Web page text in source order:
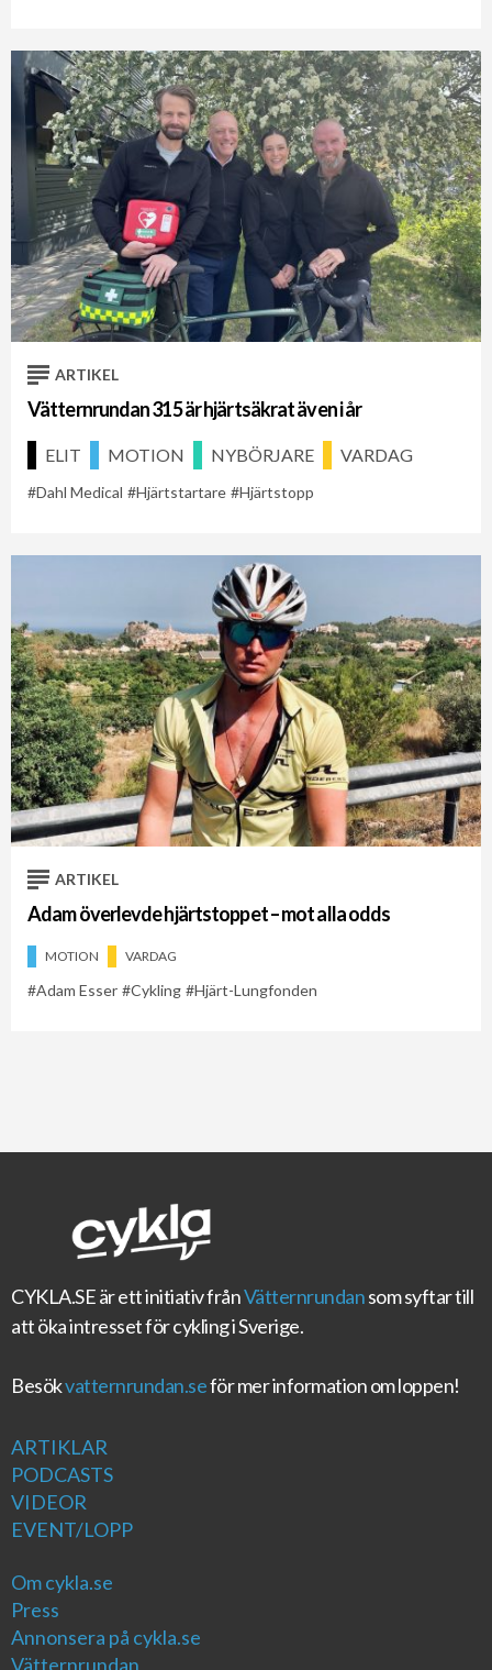
ARTIKEL
Vätternrundan 315 är hjärtsäkrat även i år
ELIT MOTION NYBÖRJARE VARDAG
Dahl Medical Hjärtstartare Hjärtstopp
ARTIKEL
Adam överlevde hjärtstoppet – mot alla odds
MOTION VARDAG
Adam Esser Cykling Hjärt-Lungfonden
CYKLA.SEär ett initiativ frånVätternrundansom syftar till
att öka intresset för cykling i Sverige.
Besökvatternrundan.seför mer information om loppen!
ARTIKLAR
PODCASTS
VIDEOR
EVENT/LOPP
Om cykla.se
Press
Annonsera på cykla.se
Vätternrundan